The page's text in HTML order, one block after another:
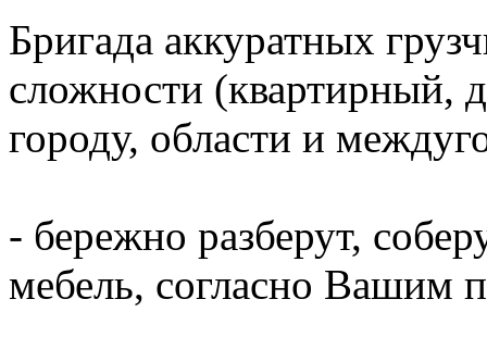
Бригада аккуратных
сложности (квартирный,
городу, области и
- бережно разберут,
мебель, согласно Вашим